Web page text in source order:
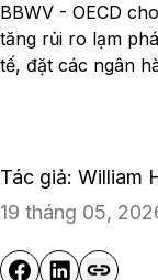
BBWV - OECD
tăng rủi ro lạm
tế, đặt các ngân
Tác giả: William
19 tháng 05,